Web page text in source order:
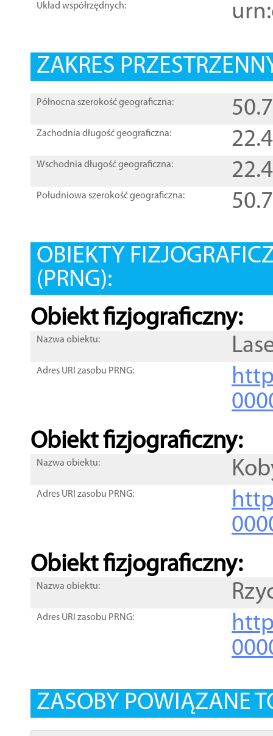
Układ współrzędnych:
ZAKRES
Północna szerokość geograficzna:
Zachodnia długość geograficzna:
Wschodnia długość geograficzna:
Południowa szerokość geograficzna:
OBIEKTY
(PRNG):
Obiekt fizjograficzny:
Nazwa obiektu:
Adres URI zasobu PRNG:
Obiekt fizjograficzny:
Nazwa obiektu:
Adres URI zasobu PRNG:
Obiekt fizjograficzny:
Nazwa obiektu:
Adres URI zasobu PRNG:
ZASOBY POWIĄZANE